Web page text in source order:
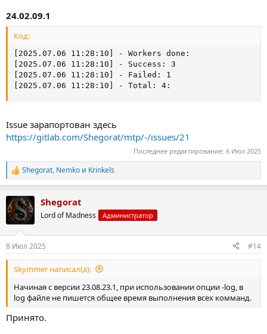
24.02.09.1
Код:
[2025.07.06 11:28:10] - Workers done:
[2025.07.06 11:28:10] - Success: 3
[2025.07.06 11:28:10] - Failed: 1
[2025.07.06 11:28:10] - Total: 4:
Issue зарапортован здесь
https://gitlab.com/Shegorat/mtp/-/issues/21
Последнее редактирование: 6 Июл 2025
Р
е
к
ц
и
Shegorat, Nemko и Krinkels
Shegorat
Lord of Madness Администратор
8 Июл 2025 #14
Skymmer написал(а):
Начиная с версии 23.08.23.1, при использовании опции -log, в
log файле не пишется общее время выполнения всех комманд.
Принято.